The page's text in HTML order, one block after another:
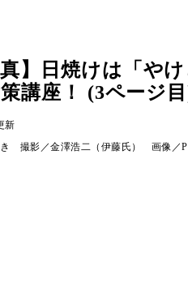
真】日焼けは「
講座！ (3ページ
新
き 撮影／金澤浩二（伊藤氏） 画像／